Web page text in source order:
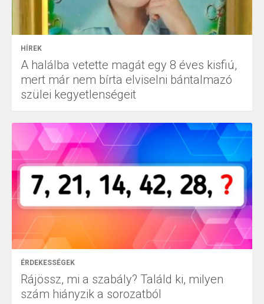
HÍREK
A halálba vetette magát egy 8 éves kisfiú,
mert már nem bírta elviselni bántalmazó
szülei kegyetlenségeit
ÉRDEKESSÉGEK
Rájössz, mi a szabály? Találd ki, milyen
szám hiányzik a sorozatból